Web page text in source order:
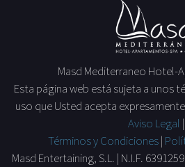
Masd Mediterraneo Hotel-
Esta página web está sujeta a unos
uso que Usted acepta
Aviso Legal |
Términos y Condiciones|
Masd Entertaining, S.L. | N.I.F.